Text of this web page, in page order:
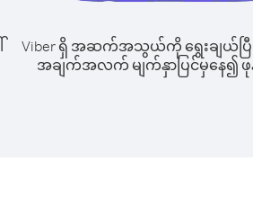
Viber ရှိ အဆက်အသွယ်ကို ရွေးချယ်ပြီ
အချက်အလက် မျက်နှာပြင်မှနေ၍ ဖုန်